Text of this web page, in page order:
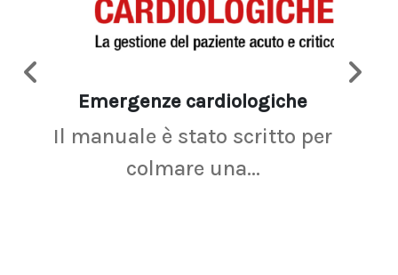
Emergenze cardiologiche
Il manuale è stato scritto per
colmare una...